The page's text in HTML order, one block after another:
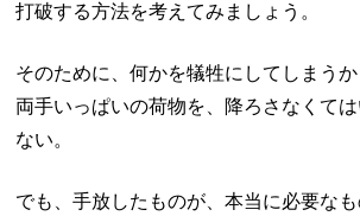
打破する方法を考えてみましょう。
そのために、何かを犠牲にしてしまうか
両手いっぱいの荷物を、降ろさなくて
ない。
でも、手放したものが、本当に必要な